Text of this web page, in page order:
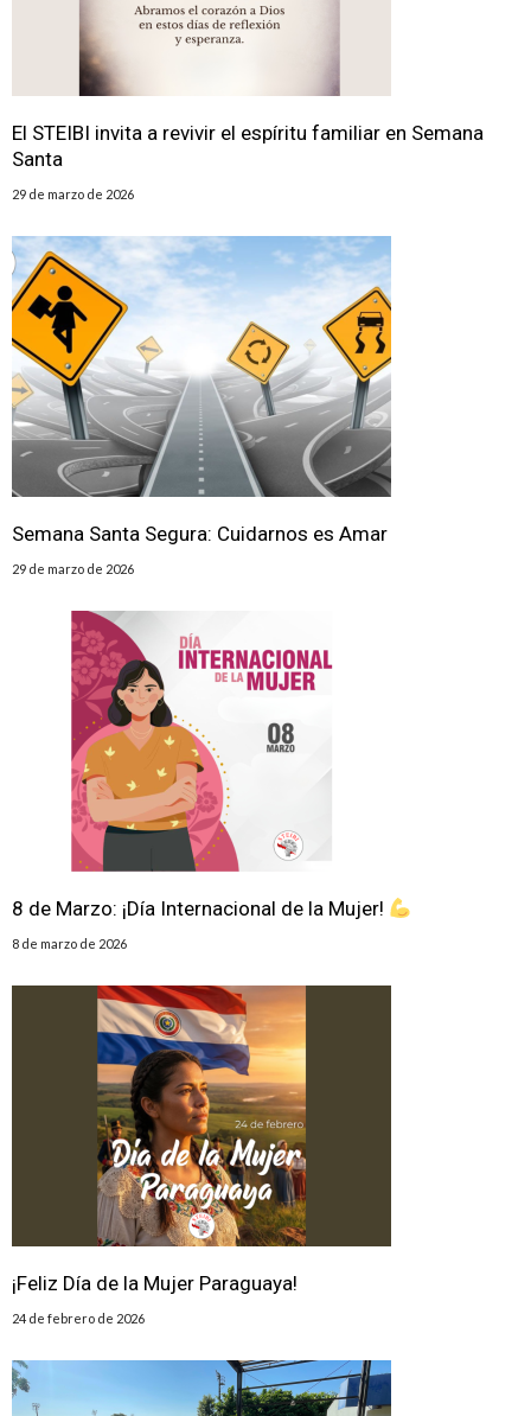
El STEIBI invita a revivir el espíritu familiar en Semana
Santa
29 de marzo de 2026
Semana Santa Segura: Cuidarnos es Amar
29 de marzo de 2026
8 de Marzo: ¡Día Internacional de la Mujer!
8 de marzo de 2026
¡Feliz Día de la Mujer Paraguaya!
24 de febrero de 2026